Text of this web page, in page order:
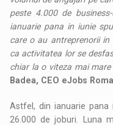
peste 4.000 de
ianuarie pana in iunie
care o au antreprenorii in
ca activitatea lor se
chiar la o viteza mai
Badea, CEO eJobs
Astfel, din ianuarie
26.000 de joburi. Luna